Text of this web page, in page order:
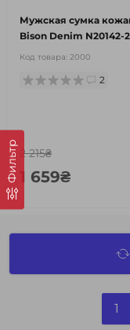
Фильтр
Мужская сумка
Bison Denim N20142-
Код товара: 2000
2
2 215₴
1 659₴
1